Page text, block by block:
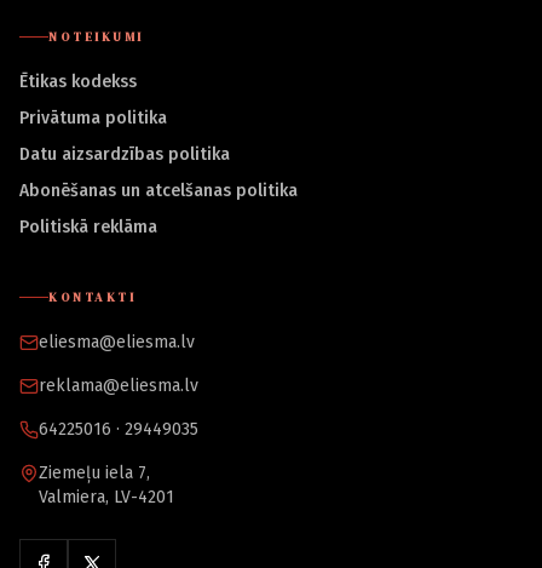
NOTEIKUMI
Ētikas kodekss
Privātuma politika
Datu aizsardzības politika
Abonēšanas un atcelšanas politika
Politiskā reklāma
KONTAKTI
eliesma@eliesma.lv
reklama@eliesma.lv
64225016 · 29449035
Ziemeļu iela 7,
Valmiera, LV-4201